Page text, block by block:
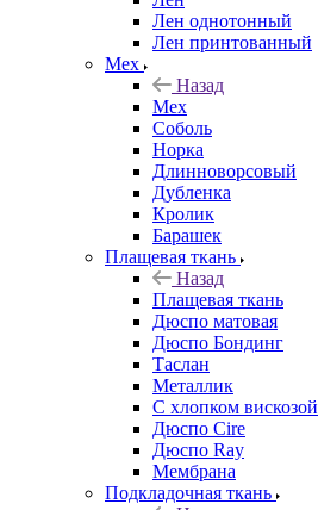
Лен однотонный
Лен принтованный
Мех
Назад
Мех
Соболь
Норка
Длинноворсовый
Дубленка
Кролик
Барашек
Плащевая ткань
Назад
Плащевая ткань
Дюспо матовая
Дюспо Бондинг
Таслан
Металлик
С хлопком вискозой
Дюспо Cire
Дюспо Ray
Мембрана
Подкладочная ткань